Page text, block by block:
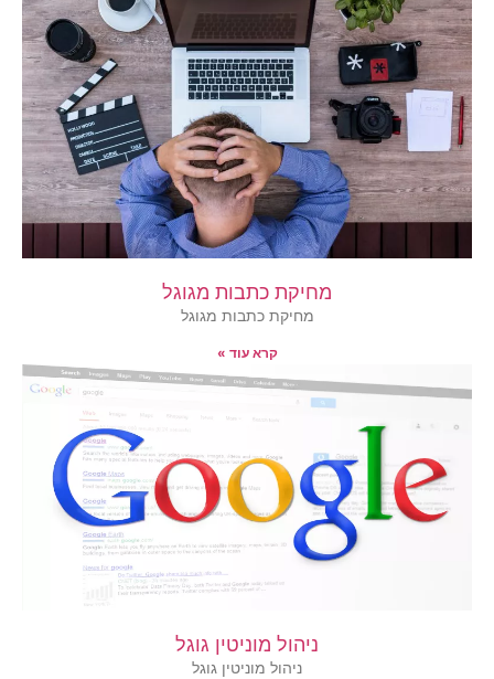
מחיקת כתבות מגוגל
מחיקת כתבות מגוגל
קרא עוד »
ניהול מוניטין גוגל
ניהול מוניטין גוגל